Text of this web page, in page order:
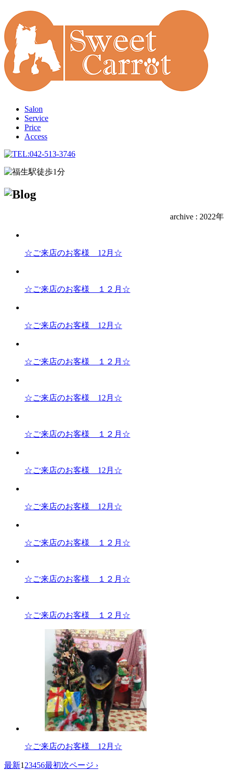
Salon
Service
Price
Access
archive : 2022年
☆ご来店のお客様 12月☆
☆ご来店のお客様 １２月☆
☆ご来店のお客様 12月☆
☆ご来店のお客様 １２月☆
☆ご来店のお客様 12月☆
☆ご来店のお客様 １２月☆
☆ご来店のお客様 12月☆
☆ご来店のお客様 12月☆
☆ご来店のお客様 １２月☆
☆ご来店のお客様 １２月☆
☆ご来店のお客様 １２月☆
☆ご来店のお客様 12月☆
最新1 23456最初次ページ ›